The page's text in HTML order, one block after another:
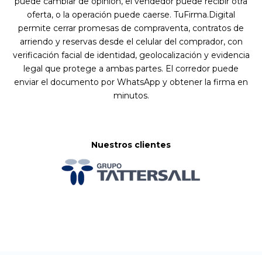
oferta, o la operación puede caerse. TuFirma.Digital
permite cerrar promesas de compraventa, contratos de
arriendo y reservas desde el celular del comprador, con
verificación facial de identidad, geolocalización y evidencia
legal que protege a ambas partes. El corredor puede
enviar el documento por WhatsApp y obtener la firma en
minutos.
Nuestros clientes